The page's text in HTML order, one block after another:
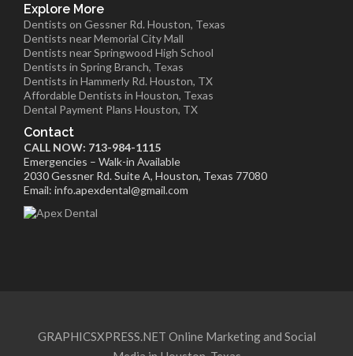
Explore More
Dentists on Gessner Rd. Houston, Texas
Dentists near Memorial City Mall
Dentists near Springwood High School
Dentists in Spring Branch, Texas
Dentists in Hammerly Rd. Houston, TX
Affordable Dentists in Houston, Texas
Dental Payment Plans Houston, TX
Contact
CALL NOW: 713-984-1115
Emergencies – Walk-in Available
2030 Gessner Rd. Suite A, Houston, Texas 77080
Email: info.apexdental@gmail.com
GRAPHICSXPRESS.NET Online Marketing and Social